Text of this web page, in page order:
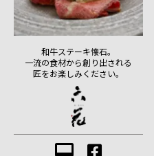
和牛ステーキ懐石。
一流の食材から創り出される
匠をお楽しみください。